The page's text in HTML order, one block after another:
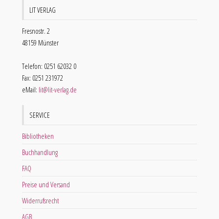
LIT VERLAG
Fresnostr. 2
48159 Münster
Telefon: 0251 62032 0
Fax: 0251 231972
eMail: lit@lit-verlag.de
SERVICE
Bibliotheken
Buchhandlung
FAQ
Preise und Versand
Widerrufsrecht
AGB